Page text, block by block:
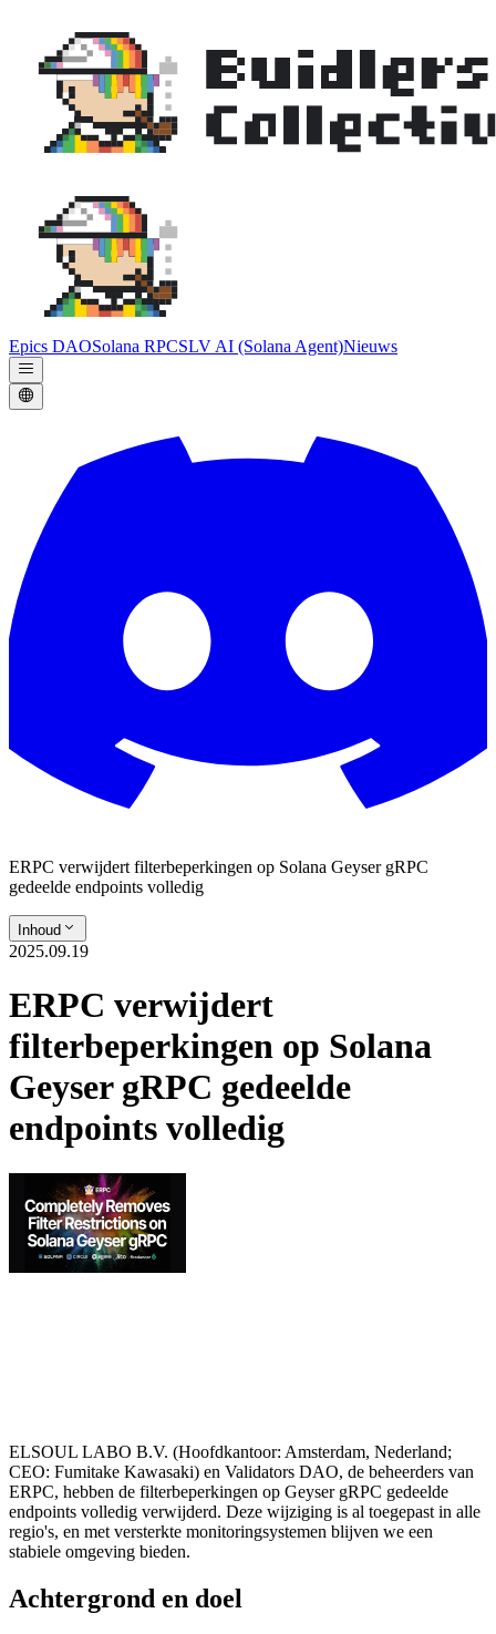
Epics DAOSolana RPCSLV AI (Solana Agent)Nieuws
ERPC verwijdert filterbeperkingen op Solana Geyser gRPC
gedeelde endpoints volledig
Inhoud
2025.09.19
ERPC verwijdert
filterbeperkingen op Solana
Geyser gRPC gedeelde
endpoints volledig
ELSOUL LABO B.V. (Hoofdkantoor: Amsterdam, Nederland;
CEO: Fumitake Kawasaki) en Validators DAO, de beheerders van
ERPC, hebben de filterbeperkingen op Geyser gRPC gedeelde
endpoints volledig verwijderd. Deze wijziging is al toegepast in alle
regio's, en met versterkte monitoringsystemen blijven we een
stabiele omgeving bieden.
Achtergrond en doel